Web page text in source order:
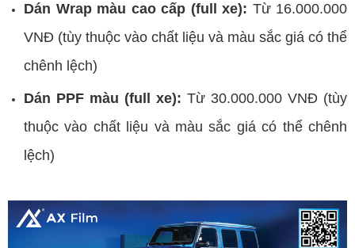
Dán Wrap màu cao cấp (full xe): Từ 16.000.000
VNĐ (tùy thuộc vào chất liệu và màu sắc giá có thể
chênh lệch)
Dán PPF màu (full xe): Từ 30.000.000 VNĐ (tùy
thuộc vào chất liệu và màu sắc giá có thể chênh
lệch)